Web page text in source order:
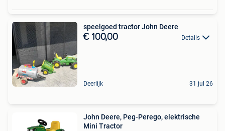
speelgoed tractor John Deere
€ 100,00 Details
Deerlijk 31 jul 26
John Deere, Peg-Perego, elektrische
Mini Tractor